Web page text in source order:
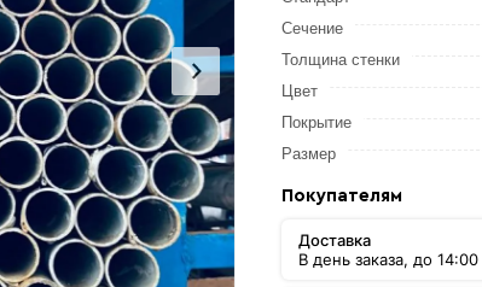
Сечение
Толщина стенки
Цвет
Покрытие
Размер
Покупателям
Доставка
В день заказа, до 14:00